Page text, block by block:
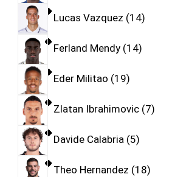
Lucas Vazquez 14
Ferland Mendy 14
Eder Militao 19
Zlatan Ibrahimovic 7
Davide Calabria 5
Theo Hernandez 18